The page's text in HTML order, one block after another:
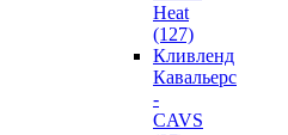
Heat
(127)
Кливленд
Кавальерс
-
CAVS